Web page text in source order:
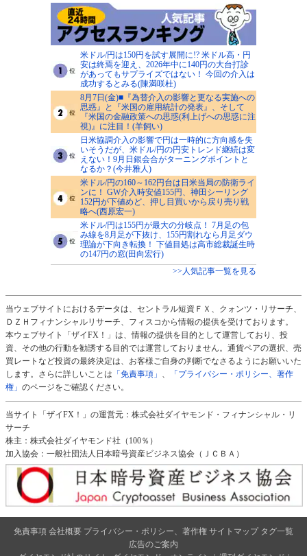
米ドル/円は150円を試す展開に!? 米ドル高・円
安は終焉を迎え、2026年中に140円の大台打診
があってもサプライズではない！ 今回の介入は
成功するとみる(陳満咲杜)
8月7日(金)■『為替介入の影響と更なる実施への
思惑』と『米国の雇用統計の発表』、そして
『米国の金融政策への思惑(利上げへの思惑に注
視)』に注目！(羊飼い)
日米協調介入の影響で円は一時的に方向感を失
いそうだが、米ドル/円の円安トレンド継続は変
えない！9月日銀会合がターニングポイントと
なるか？(今井雅人)
米ドル/円の160～162円台は日米当局の防衛ライ
ンに！ GW介入時安値155円、神田シーリング
152円が下値めど、押し目買いから戻り売り戦
略へ(西原宏一)
米ドル/円は155円が最大の分岐点！ 7月足の包
み線を8月足が下抜け、155円割れなら月足ダウ
理論が下向き転換！ 下値目処は高市総裁誕生時
の147円の窓(田向宏行)
>>人気記事一覧を見る
当ウェブサイトにおけるデータは、セントラル短資ＦＸ、クォンツ・リサーチ、
ＤＺＨフィナンシャルリサーチ、フィスコから情報の提供を受けております。
本ウェブサイト「ザイFX！」は、情報の提供を目的として運営しており、投
資、その他の行動を勧誘する目的では運営しておりません。通貨ペアの選択、売
買レートなど投資の最終決定は、お客様ご自身の判断でなさるようにお願いいた
します。さらに詳しいことは 「免責事項」 、
「プライバシー・ポリシー、著作
権」 のページをご確認ください。
当サイト「ザイFX！」の運営元：株式会社ダイヤモンド・フィナンシャル・リ
サーチ
株主：株式会社ダイヤモンド社（100％）
加入協会：一般社団法人日本暗号資産ビジネス協会（ＪＣＢＡ）
免責事項 会社概要 プライバシー・ポリシー、著作権 サイトマップ タグ一覧
広告のご案内